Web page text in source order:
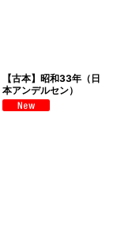
【古本】昭和33年（日
本アンデルセン）